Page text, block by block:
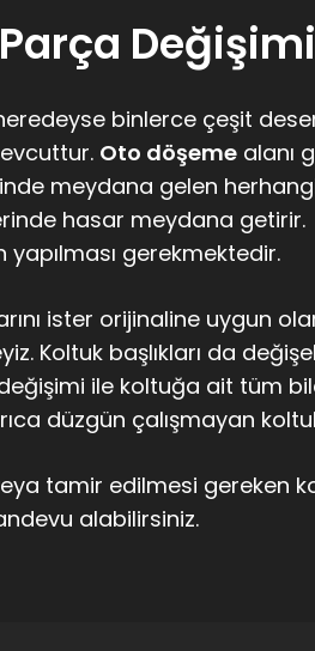
Değişimi
binlerce çeşit
Oto döşeme alanı
meydana gelen
hasar meydana
yapılması gerekmektedir.
ister orijinaline uygun
Koltuk başlıkları da
ile koltuğa ait tüm
düzgün çalışmayan
tamir edilmesi gereken
alabilirsiniz.